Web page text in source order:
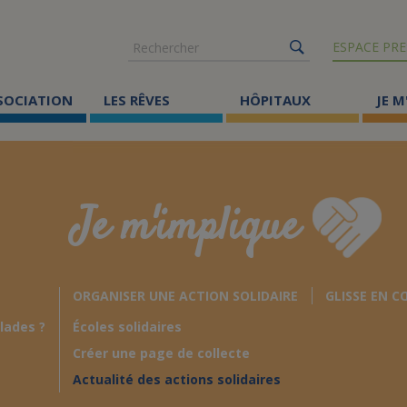
Rechercher
ESPACE
LES RÊVES HÔPITAUX JE
Je m'implique
?
ORGANISER UNE ACTION SOLIDAIRE
Écoles solidaires
Créer une page de collecte
Actualité des actions solidaires
GLISSE EN